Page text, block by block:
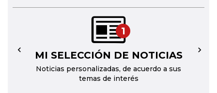
1
MI SELECCIÓN DE NOTICIAS
Noticias personalizadas, de acuerdo a sus
temas de interés
← →